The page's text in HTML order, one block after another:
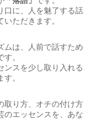
口に、人を魅了する話
ただきます。
ムは、人前で話すため
。
ンスを少し取り入れる
。
取り方、オチの付け方
のエッセンスを、あな